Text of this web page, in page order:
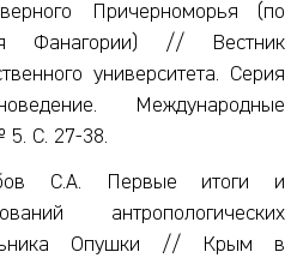
Причерноморья (по
Фанагории) // Вестник
университета. Серия
Международные
5. С. 27-38.
С.А. Первые итоги и
антропологических
Опушки // Крым в